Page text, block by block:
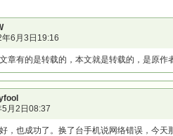
6月3日19:16
章有的是转载的，本文就是转载的，是原作
月2日08:37
，也成功了。换了台手机说网络错误，今天